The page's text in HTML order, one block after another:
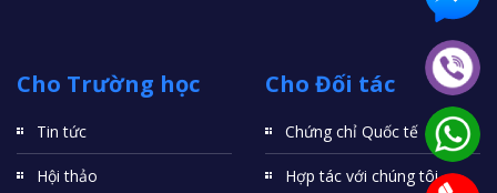
Cho Trường học
Tin tức
Hội thảo
Cho Đối tác
Chứng chỉ Quốc tế
Hợp tác với chúng tôi